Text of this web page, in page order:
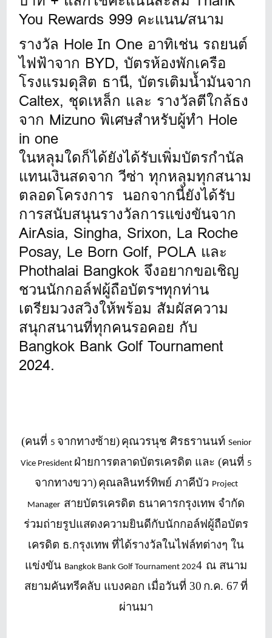
You Rewards 999 คะแนน/สนาม
รางวัล Hole In One อาทิเช่น รถยนต์
ไฟฟ้าจาก BYD, บัตรห้องพักเครือ
โรงแรมดุสิต ธานี, บัตรเติมน้ำมันจาก
Caltex, ชุดเหล็ก และ รางวัลตีใกล้ธง
จาก Mizuno พิเศษสำหรับผู้ทำ Hole
in one
ในหลุมใดก็ได้ยังได้รับเพิ่มบัตรกำนัล
แทนเงินสดจาก วีซ่า ทุกหลุมทุกสนาม
ตลอดโครงการ นอกจากนี้ยังได้รับ
การสนับสนุนรางวัลการแข่งขันจาก
AirAsia, Singha, Srixon, La Roche
Posay, Le Born Golf, POLA และ
Phothalai Bangkok จึงอยากขอเชิญ
ชวนนักกอล์ฟผู้ถือบัตรฯทุกท่าน
เตรียมวงสวิงให้พร้อม สัมผัสความ
สนุกสนานที่ทุกคนรอคอย กับ
Bangkok Bank Golf Tournament
2024.
(คนที่ 5 จากทางซ้าย) คุณวรนุช ศิรธรานนท์ Senior
Vice President ฝ่ายการตลาดบัตรเครดิต และ (คนที่ 5
จากทางขวา) คุณลลินทร์ทิพย์ ภาคีบัว Project
Manager สายบัตรเครดิต ธนาคารกรุงเทพ จำกัด
ร่วมถ่ายรูปแสดงความยินดีกับนักกอล์ฟผู้ถือบัตร
เครดิต ธ.กรุงเทพ ที่ได้รางวัลในไฟล์ทต่างๆ ใน
แข่งขัน Bangkok Bank Golf Tournament 2024 ณ สนาม
สยามคันทรีคลับ แบงคอก เมื่อวันที่ 30 ก.ค. 67ที่
ผ่านมา